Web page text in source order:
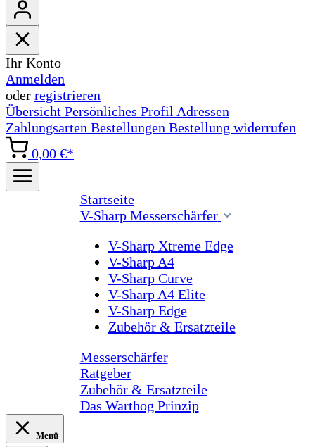
Ihr Konto
Anmelden
oder registrieren
Übersicht Persönliches Profil Adressen
Zahlungsarten Bestellungen Bestellung widerrufen
0,00 €*
Startseite
V-Sharp Messerschärfer
V-Sharp Xtreme Edge
V-Sharp A4
V-Sharp Curve
V-Sharp A4 Elite
V-Sharp Edge
Zubehör & Ersatzteile
Messerschärfer
Ratgeber
Zubehör & Ersatzteile
Das Warthog Prinzip
Menü